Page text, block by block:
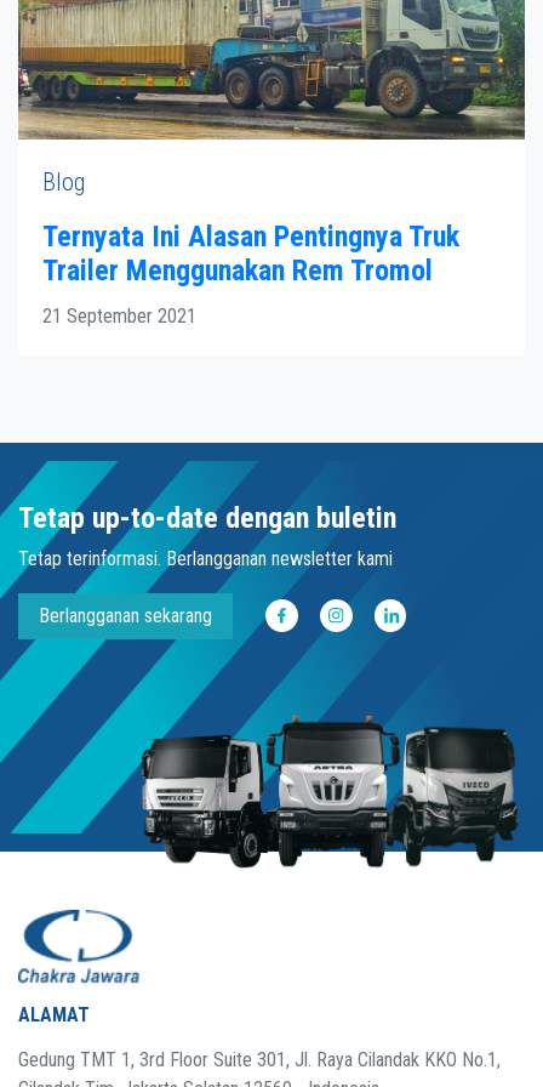
Blog
Ternyata Ini Alasan Pentingnya Truk
Trailer Menggunakan Rem Tromol
21 September 2021
Tetap up-to-date dengan buletin
Tetap terinformasi. Berlangganan newsletter kami
Berlangganan sekarang
ALAMAT
Gedung TMT 1, 3rd Floor Suite 301, Jl. Raya Cilandak KKO No.1,